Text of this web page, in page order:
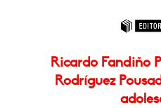
Ricardo Fandiño
Rodríguez